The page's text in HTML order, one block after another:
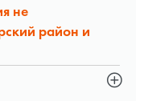
не
район и